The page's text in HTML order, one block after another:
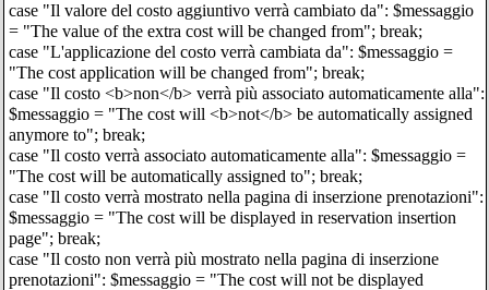
case "Il valore del costo aggiuntivo verrà cambiato da": $messaggio
= "The value of the extra cost will be changed from"; break;
case "L'applicazione del costo verrà cambiata da": $messaggio =
"The cost application will be changed from"; break;
case "Il costo <b>non</b> verrà più associato automaticamente alla":
$messaggio = "The cost will <b>not</b> be automatically assigned
anymore to"; break;
case "Il costo verrà associato automaticamente alla": $messaggio =
"The cost will be automatically assigned to"; break;
case "Il costo verrà mostrato nella pagina di inserzione prenotazioni":
$messaggio = "The cost will be displayed in reservation insertion
page"; break;
case "Il costo non verrà più mostrato nella pagina di inserzione
prenotazioni": $messaggio = "The cost will not be displayed